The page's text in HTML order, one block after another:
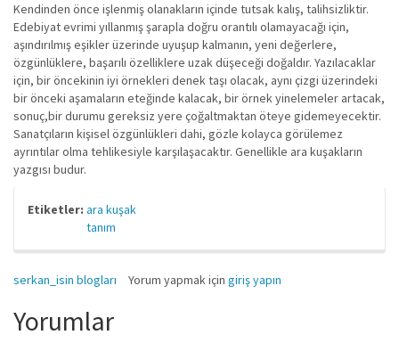
Kendinden önce işlenmiş olanakların içinde tutsak kalış, talihsizliktir.
Edebiyat evrimi yıllanmış şarapla doğru orantılı olamayacağı için,
aşındırılmış eşikler üzerinde uyuşup kalmanın, yeni değerlere,
özgünlüklere, başarılı özelliklere uzak düşeceği doğaldır. Yazılacaklar
için, bir öncekinin iyi örnekleri denek taşı olacak, aynı çizgi üzerindeki
bir önceki aşamaların eteğinde kalacak, bir örnek yinelemeler artacak,
sonuç,bir durumu gereksiz yere çoğaltmaktan öteye gidemeyecektir.
Sanatçıların kişisel özgünlükleri dahi, gözle kolayca görülemez
ayrıntılar olma tehlikesiyle karşılaşacaktır. Genellikle ara kuşakların
yazgısı budur.
Etiketler: ara kuşak
tanım
serkan_isin blogları Yorum yapmak için giriş yapın
Yorumlar